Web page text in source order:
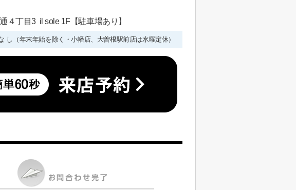
４丁目3 il sole 1F【駐車場あり】
（年末年始を除く・小幡店、大曽根駅前店は水曜定休）